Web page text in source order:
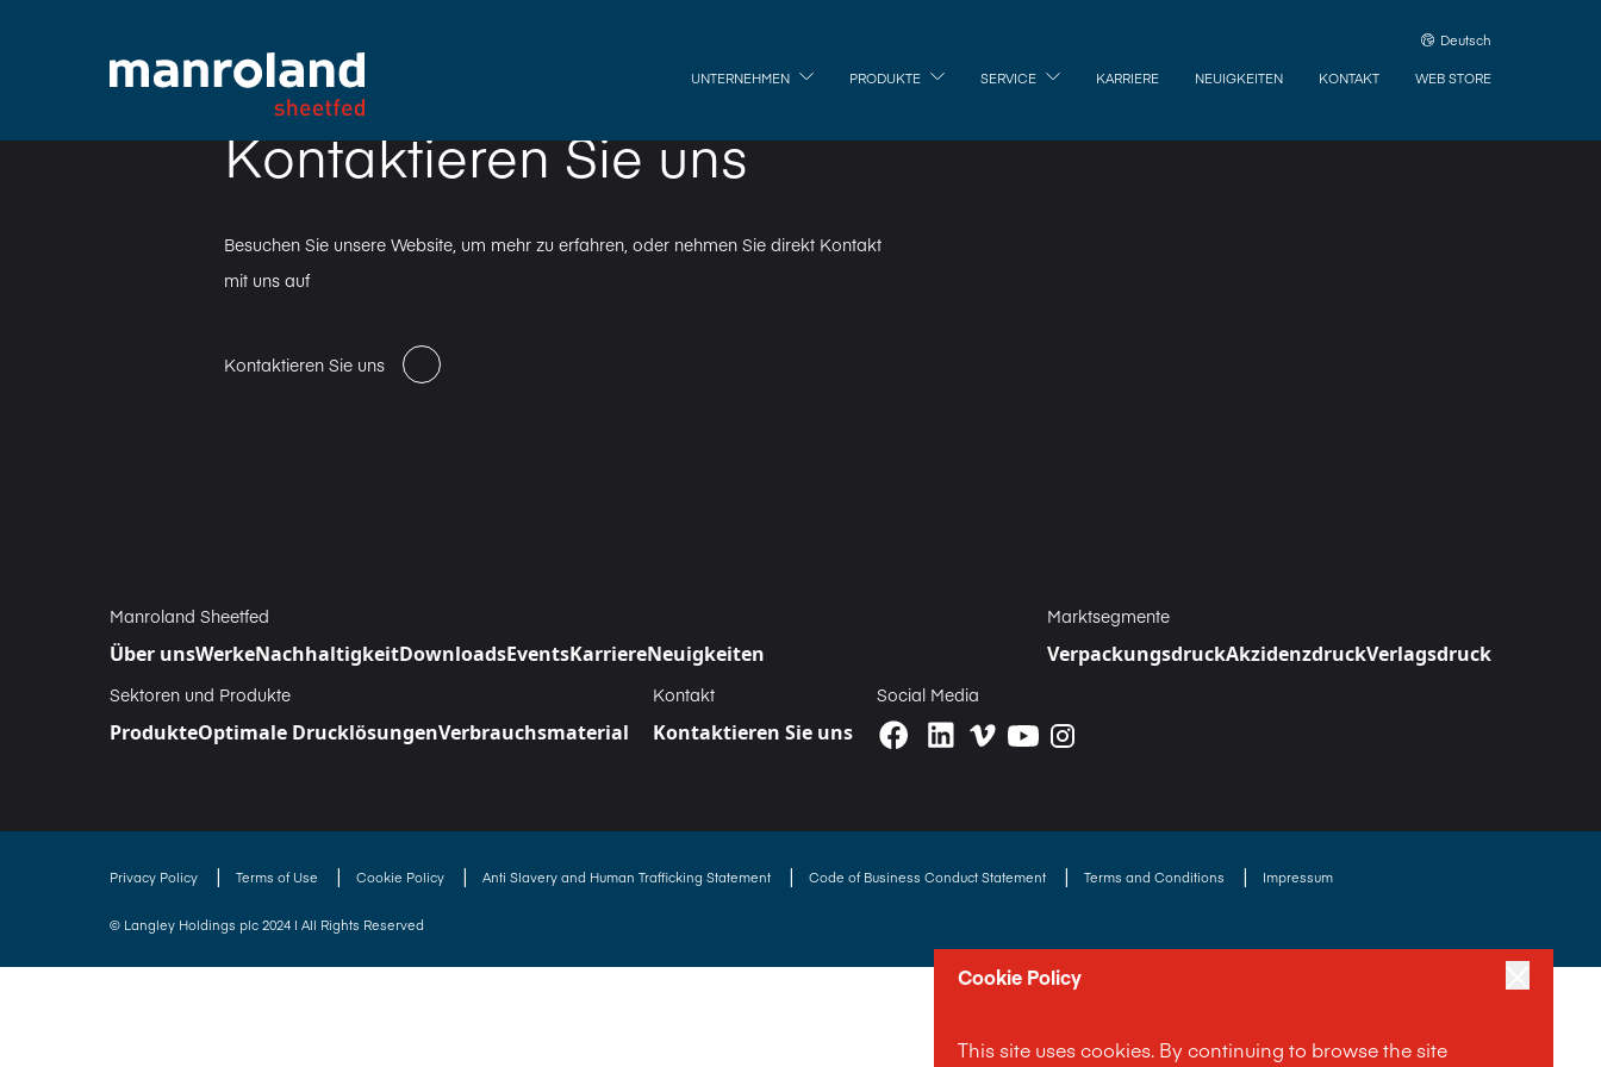
Cookie Policy
This site uses cookies. By continuing to browse the site
Deutsch
UNTERNEHMEN PRODUKTE SERVICE KARRIERE NEUIGKEITEN KONTAKT WEB STORE
Kontaktieren Sie uns
Besuchen Sie unsere Website, um mehr zu erfahren, oder nehmen Sie direkt Kontakt
mit uns auf
Kontaktieren Sie uns
Manroland Sheetfed
Über unsWerkeNachhaltigkeitDownloadsEventsKarriereNeuigkeiten
Marktsegmente
VerpackungsdruckAkzidenzdruckVerlagsdruck
Sektoren und Produkte
ProdukteOptimale DrucklösungenVerbrauchsmaterial
Kontakt
Kontaktieren Sie uns
Social Media
Privacy Policy | Terms of Use | Cookie Policy | Anti Slavery and Human Trafficking Statement | Code of Business Conduct Statement | Terms and Conditions | Impressum
© Langley Holdings plc 2024 | All Rights Reserved